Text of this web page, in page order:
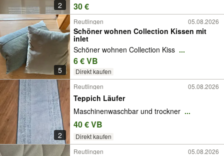
2 30 €
5
Reutlingen 05.08.2026
Schöner wohnen Collection Kissen mit
inlet
Schöner wohnen Collection Kiss ...
6 € VB
Direkt kaufen
2
Reutlingen 05.08.2026
Teppich Läufer
Maschinenwaschbar und trockner ...
40 € VB
Direkt kaufen
Reutlingen 05.08.2026